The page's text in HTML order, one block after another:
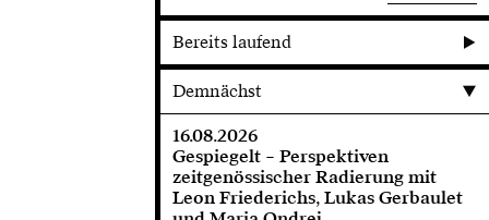
Bereits laufend
Demnächst
16.08.2026
Gespiegelt – Perspektiven
zeitgenössischer Radierung mit
Leon Friederichs, Lukas Gerbaulet